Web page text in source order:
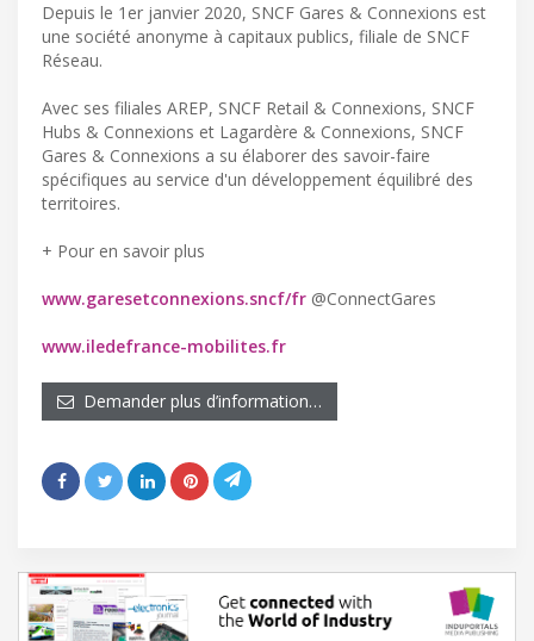
Depuis le 1er janvier 2020, SNCF Gares & Connexions est
une société anonyme à capitaux publics, filiale de SNCF
Réseau.
Avec ses filiales AREP, SNCF Retail & Connexions, SNCF
Hubs & Connexions et Lagardère & Connexions, SNCF
Gares & Connexions a su élaborer des savoir-faire
spécifiques au service d'un développement équilibré des
territoires.
+ Pour en savoir plus
www.garesetconnexions.sncf/fr @ConnectGares
www.iledefrance-mobilites.fr
Demander plus d’information…